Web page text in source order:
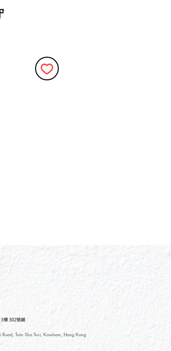
樓 302號鋪
Tsim Sha Tsui, Kowloon, Hong Kong